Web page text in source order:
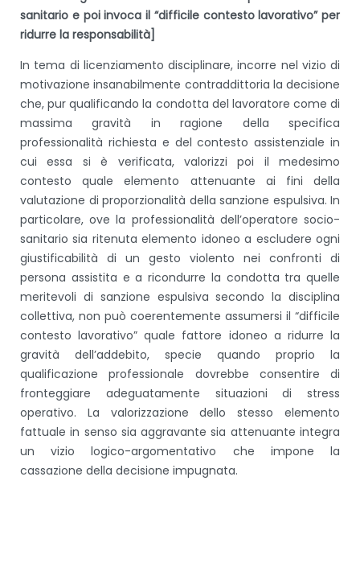
sanitario e poi invoca il “difficile contesto lavorativo” per
ridurre la responsabilità]
In tema di licenziamento disciplinare, incorre nel vizio di
motivazione insanabilmente contraddittoria la decisione
che, pur qualificando la condotta del lavoratore come di
massima gravità in ragione della specifica
professionalità richiesta e del contesto assistenziale in
cui essa si è verificata, valorizzi poi il medesimo
contesto quale elemento attenuante ai fini della
valutazione di proporzionalità della sanzione espulsiva. In
particolare, ove la professionalità dell’operatore socio-
sanitario sia ritenuta elemento idoneo a escludere ogni
giustificabilità di un gesto violento nei confronti di
persona assistita e a ricondurre la condotta tra quelle
meritevoli di sanzione espulsiva secondo la disciplina
collettiva, non può coerentemente assumersi il “difficile
contesto lavorativo” quale fattore idoneo a ridurre la
gravità dell’addebito, specie quando proprio la
qualificazione professionale dovrebbe consentire di
fronteggiare adeguatamente situazioni di stress
operativo. La valorizzazione dello stesso elemento
fattuale in senso sia aggravante sia attenuante integra
un vizio logico-argomentativo che impone la
cassazione della decisione impugnata.